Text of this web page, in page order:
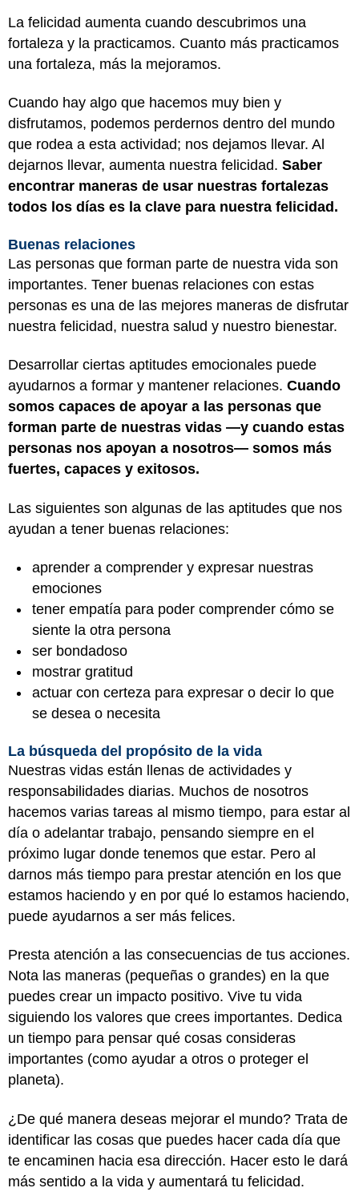
La felicidad aumenta cuando descubrimos una
fortaleza y la practicamos. Cuanto más practicamos
una fortaleza, más la mejoramos.
Cuando hay algo que hacemos muy bien y
disfrutamos, podemos perdernos dentro del mundo
que rodea a esta actividad; nos dejamos llevar. Al
dejarnos llevar, aumenta nuestra felicidad. Saber
encontrar maneras de usar nuestras fortalezas
todos los días es la clave para nuestra felicidad.
Buenas relaciones
Las personas que forman parte de nuestra vida son
importantes. Tener buenas relaciones con estas
personas es una de las mejores maneras de disfrutar
nuestra felicidad, nuestra salud y nuestro bienestar.
Desarrollar ciertas aptitudes emocionales puede
ayudarnos a formar y mantener relaciones. Cuando
somos capaces de apoyar a las personas que
forman parte de nuestras vidas —y cuando estas
personas nos apoyan a nosotros— somos más
fuertes, capaces y exitosos.
Las siguientes son algunas de las aptitudes que nos
ayudan a tener buenas relaciones:
aprender a comprender y expresar nuestras
emociones
tener empatía para poder comprender cómo se
siente la otra persona
ser bondadoso
mostrar gratitud
actuar con certeza para expresar o decir lo que
se desea o necesita
La búsqueda del propósito de la vida
Nuestras vidas están llenas de actividades y
responsabilidades diarias. Muchos de nosotros
hacemos varias tareas al mismo tiempo, para estar al
día o adelantar trabajo, pensando siempre en el
próximo lugar donde tenemos que estar. Pero al
darnos más tiempo para prestar atención en los que
estamos haciendo y en por qué lo estamos haciendo,
puede ayudarnos a ser más felices.
Presta atención a las consecuencias de tus acciones.
Nota las maneras (pequeñas o grandes) en la que
puedes crear un impacto positivo. Vive tu vida
siguiendo los valores que crees importantes. Dedica
un tiempo para pensar qué cosas consideras
importantes (como ayudar a otros o proteger el
planeta).
¿De qué manera deseas mejorar el mundo? Trata de
identificar las cosas que puedes hacer cada día que
te encaminen hacia esa dirección. Hacer esto le dará
más sentido a la vida y aumentará tu felicidad.